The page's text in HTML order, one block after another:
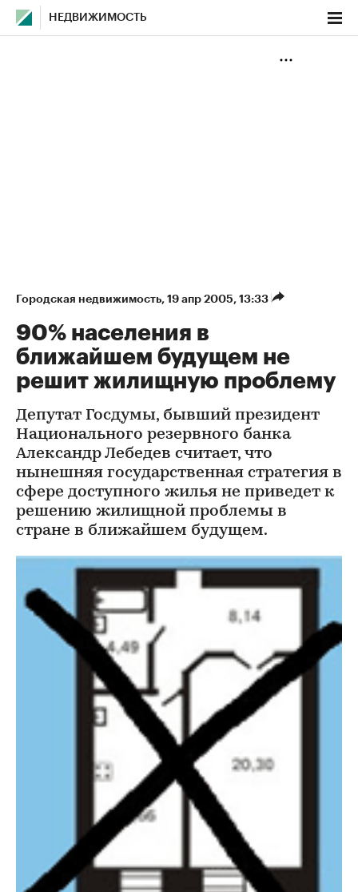
НЕДВИЖИМОСТЬ
Городская недвижимость⁠, 19 апр 2005, 13:33
90% населения в
ближайшем будущем не
решит жилищную проблему
Депутат Госдумы, бывший президент
Национального резервного банка
Александр Лебедев считает, что
нынешняя государственная стратегия в
сфере доступного жилья не приведет к
решению жилищной проблемы в
стране в ближайшем будущем.